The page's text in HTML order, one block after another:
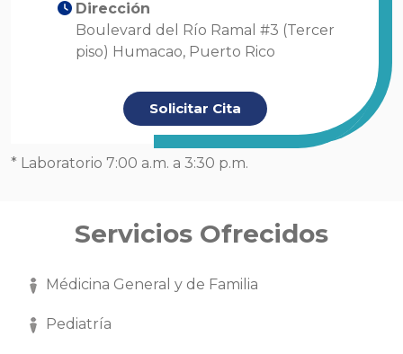
Dirección
Boulevard del Río Ramal #3 (Tercer
piso) Humacao, Puerto Rico
Solicitar Cita
* Laboratorio 7:00 a.m. a 3:30 p.m.
Servicios Ofrecidos
Médicina General y de Familia
Pediatría